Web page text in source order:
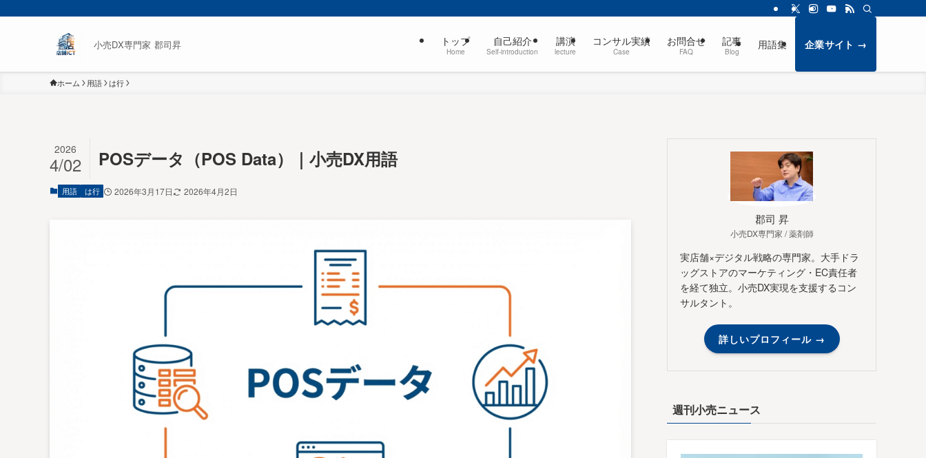
小売DX専門家 郡司昇 トップ
Home
自己紹介
Self-introduction
講演
lecture
コンサル実績
Case
お問合せ
FAQ
記事
Blog
用語集 企業サイト →
ホーム 用語 は行
POSデータ（POS Data）｜小売DX用語
2026
4/02
用語 は行 2026年3月17日 2026年4月2日
郡司 昇
小売DX専門家 / 薬剤師
実店舗×デジタル戦略の専門家。大手ドラ
ッグストアのマーケティング・EC責任者
を経て独立。小売DX実現を支援するコン
サルタント。
詳しいプロフィール →
週刊小売ニュース